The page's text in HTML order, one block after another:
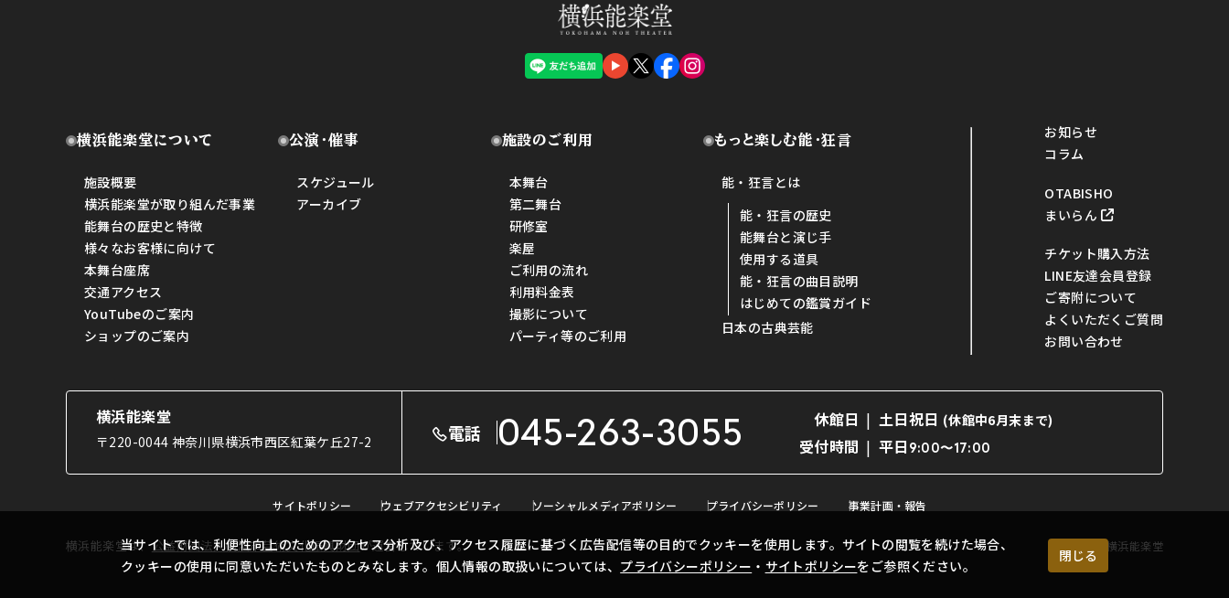
当サイトでは、利便性向上のためのアクセス分析及び、アクセス履歴に基づく広告配信等の目的でクッキーを使用します。サイトの閲覧を続けた場合、
クッキーの使用に同意いただいたものとみなします。個人情報の取扱いについては、 プライバシーポリシー ・ サイトポリシーをご参照ください。
閉じる
横浜能楽堂について
施設概要
横浜能楽堂が取り組んだ事業
能舞台の歴史と特徴
様々なお客様に向けて
本舞台座席
交通アクセス
YouTubeのご案内
ショップのご案内
公演・催事
スケジュール
アーカイブ
施設のご利用
本舞台
第二舞台
研修室
楽屋
ご利用の流れ
利用料金表
撮影について
パーティ等のご利用
もっと楽しむ能・狂言
能・狂言とは
能・狂言の歴史
能舞台と演じ手
使用する道具
能・狂言の曲目説明
はじめての鑑賞ガイド
日本の古典芸能
お知らせ
コラム
OTABISHO
まいらん
チケット購入方法
LINE友達会員登録
ご寄附について
よくいただくご質問
お問い合わせ
横浜能楽堂
〒220-0044 神奈川県横浜市西区紅葉ケ丘27-2 電話 045-263-3055 休館日 土日祝日 (休館中6月末まで)
受付時間 平日 9:00〜17:00
サイトポリシー ウェブアクセシビリティ ソーシャルメディアポリシー プライバシーポリシー 事業計画・報告
横浜能楽堂は、公益財団法人横浜市芸術文化振興財団が運営しています。 ©横浜能楽堂